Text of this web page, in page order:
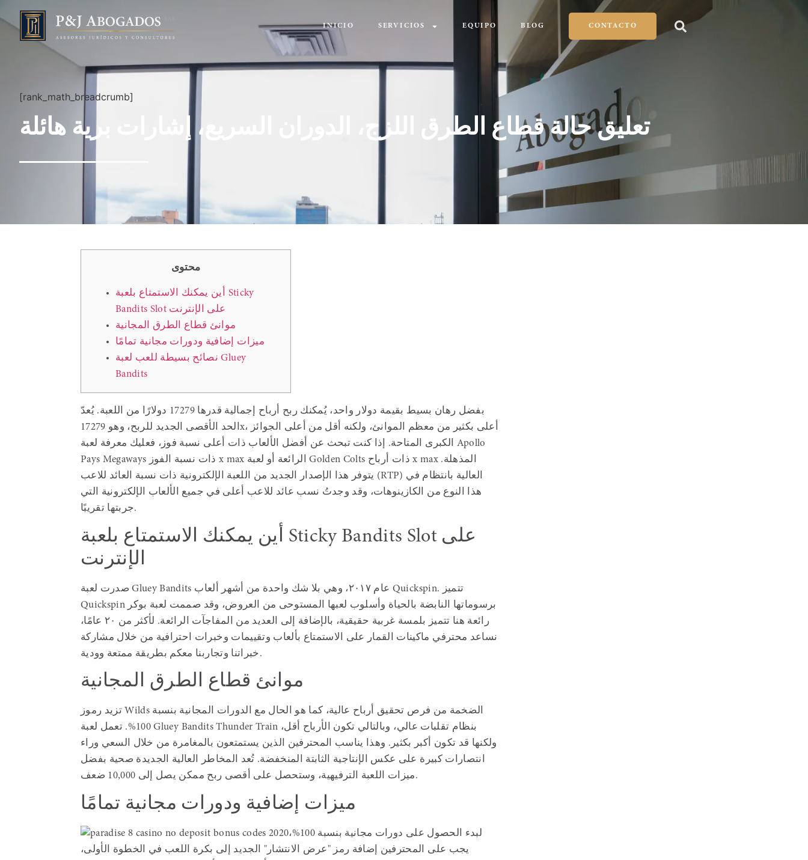
INICIO SERVICIOS EQUIPO BLOG CONTACTO
[rank_math_breadcrumb]
تعليق حالة قطاع الطرق اللزج، الدوران السريع، إشارات برية هائلة
محتوى
أين يمكنك الاستمتاع بلعبة Sticky
Bandits Slot على الإنترنت
موانئ قطاع الطرق المجانية
ميزات إضافية ودورات مجانية تمامًا
نصائح بسيطة للعب لعبة Gluey
Bandits
بفضل رهان بسيط بقيمة دولار واحد، يُمكنك ربح أرباح إجمالية قدرها 17279 دولارًا من اللعبة. يُعدّ
الحد الأقصى الجديد للربح، وهو 17279x، أعلى بكثير من معظم الموانئ، ولكنه أقل من أعلى الجوائز
الكبرى المتاحة. إذا كنت تبحث عن أفضل الألعاب ذات أعلى نسبة فوز، فعليك معرفة لعبة Apollo
Pays Megaways ذات نسبة الفوز x max الرائعة أو لعبة Golden Colts ذات أرباح x max المذهلة.
يتوفر هذا الإصدار الجديد من اللعبة الإلكترونية ذات نسبة العائد للاعب (RTP) العالية بانتظام في
هذا النوع من الكازينوهات، وقد وجدتُ نسب عائد للاعب أعلى في جميع الألعاب الإلكترونية التي
جربتها تقريبًا.
أين يمكنك الاستمتاع بلعبة Sticky Bandits Slot على
الإنترنت
صدرت لعبة Gluey Bandits عام ٢٠١٧، وهي بلا شك واحدة من أشهر ألعاب Quickspin. تتميز
Quickspin برسوماتها النابضة بالحياة وأسلوب لعبها المستوحى من العروض، وقد صممت لعبة بوكر
رائعة هنا تتميز بلمسة غربية حقيقية، بالإضافة إلى العديد من المفاجآت الرائعة. لأكثر من ٢٠ عامًا،
نساعد محترفي ماكينات القمار على الاستمتاع بألعاب وتقييمات وخبرات احترافية من خلال مشاركة
خبراتنا وتجاربنا معكم بطريقة ممتعة وودية.
موانئ قطاع الطرق المجانية
تزيد رموز Wilds الضخمة من فرص تحقيق أرباح عالية، كما هو الحال مع الدورات المجانية بنسبة
100%. تعمل لعبة Gluey Bandits Thunder Train بنظام تقلبات عالي، وبالتالي تكون الأرباح أقل،
ولكنها قد تكون أكبر بكثير. وهذا يناسب المحترفين الذين يستمتعون بالمغامرة من خلال السعي وراء
انتصارات كبيرة على عكس الإنتاجية الثابتة المنخفضة. تُعد المخاطر العالية الجديدة صحية بفضل
ميزات اللعبة الترفيهية، وستحصل على أقصى ربح ممكن يصل إلى 10,000 ضعف.
ميزات إضافية ودورات مجانية تمامًا
لبدء الحصول على دورات مجانية بنسبة 100%،
يجب على المحترفين إضافة رمز "عرض الانتشار" الجديد إلى بكرة اللعب في الخطوة الأولى،